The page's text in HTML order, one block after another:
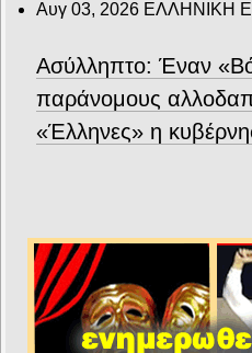
Αυγ 03, 2026 ΕΛΛΗΝΙΚΗ
Ασύλληπτο: Έναν
παράνομους
«Έλληνες» η